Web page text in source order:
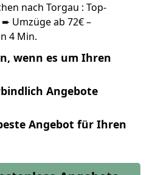
nach Torgau : Top-
Umzüge ab 72€ –
4 Min.
wenn es um Ihren
Angebote
Angebot für Ihren